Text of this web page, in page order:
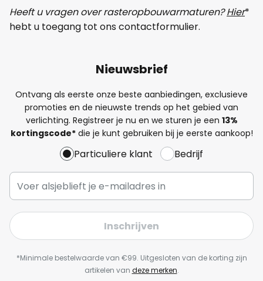
Heeft u vragen over rasteropbouwarmaturen?Hier*
hebt u toegang tot ons contactformulier.
Nieuwsbrief
Ontvang als eerste onze beste aanbiedingen, exclusieve
promoties en de nieuwste trends op het gebied van
verlichting. Registreer je nu en we sturen je een 13%
kortingscode*die je kunt gebruiken bij je eerste aankoop!
Particuliere klant Bedrijf
Inschrijven
*Minimale bestelwaarde van €99. Uitgesloten van de korting zijn
artikelen van deze merken.